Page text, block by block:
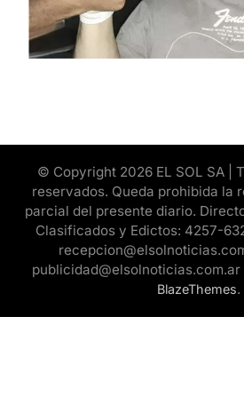
© Copyright 2026 EL SOL SA |
reservados. Queda prohibida la
parcial del presente diario.
Clasificados y Edictos: 4257-
BlazeThemes.